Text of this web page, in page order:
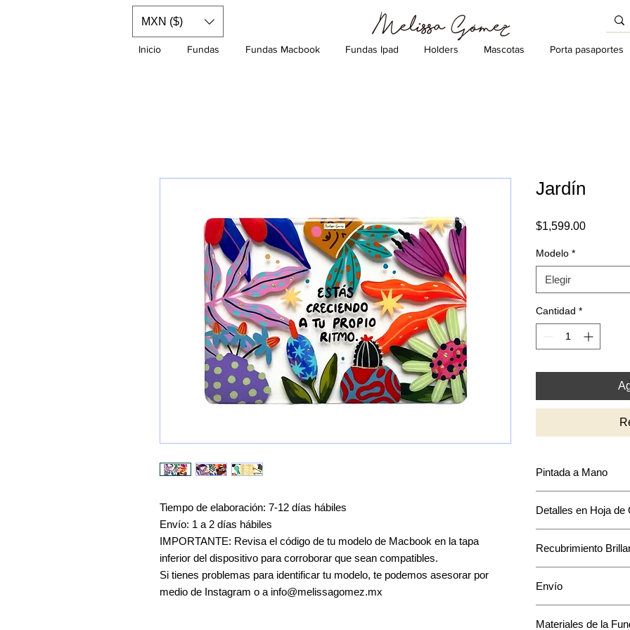
Inicio Fundas Fundas Macbook Fundas Ipad Holders Mascotas Porta pasaportes
MXN ($)
Tiempo de elaboración: 7-12 días hábiles
Envío: 1 a 2 días hábiles
IMPORTANTE: Revisa el código de tu modelo de Macbook en la tapa
inferior del dispositivo para corroborar que sean compatibles.
Si tienes problemas para identificar tu modelo, te podemos asesorar por
medio de Instagram o a info@melissagomez.mx
Jardín
$1,599.00Precio
Modelo *
Elegir
Cantidad *
Pintada a Mano
intensidad y
mantendrá en base
Detalles en Hoja de
acentos en hoja de
único a tu funda.
Recubrimiento
pintura.
Envío
*Te confirmaremos
Materiales de la